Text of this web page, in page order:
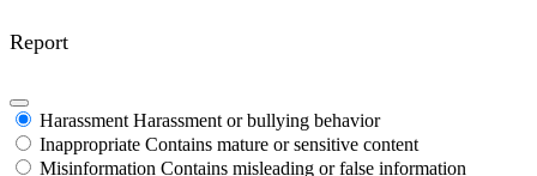
Report
Harassment Harassment or bullying behavior
Inappropriate Contains mature or sensitive content
Misinformation Contains misleading or false information